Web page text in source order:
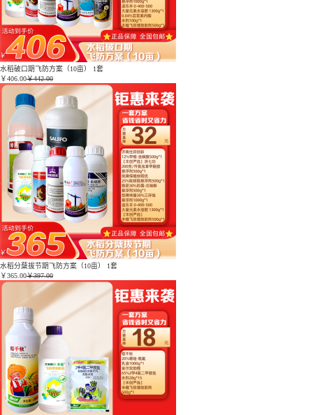
水稻破口期飞防方案（10亩） 1套
￥406.00￥442.00
水稻分蘖拔节期飞防方案（10亩） 1套
￥365.00￥397.00